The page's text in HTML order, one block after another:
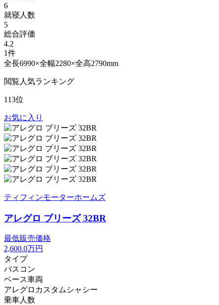
6
就寝人数
5
総合評価
4.2
1件
全長6990×全幅2280×全高2790mm
閲覧人気ランキング
113位
お気に入り
ティフィンモーターホームズ
アレグロ ブリーズ 32BR
最低販売価格
2,600.0万円
タイプ
バスコン
ベース車両
アレグロカスタムシャシー
乗車人数